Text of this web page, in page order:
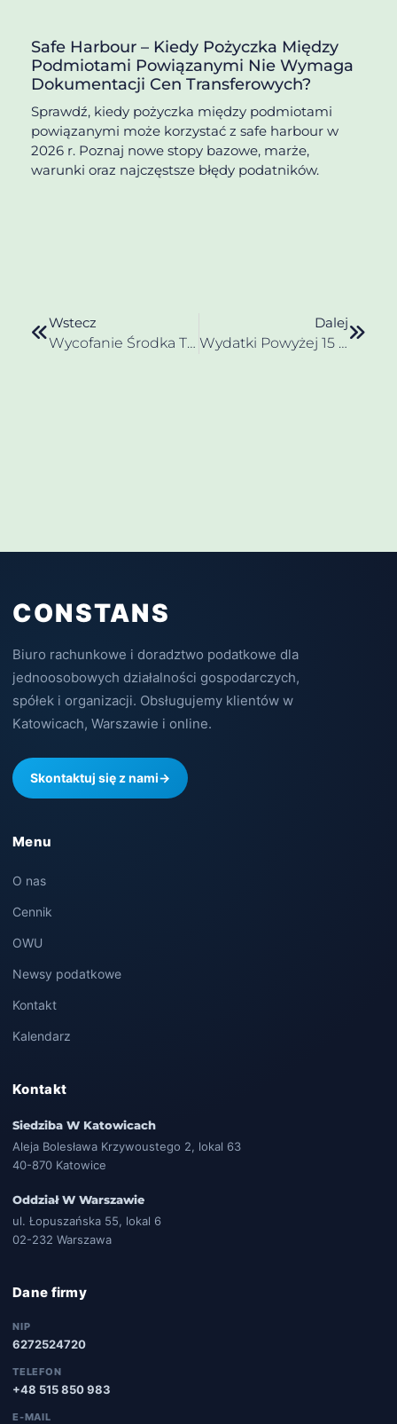
Safe Harbour – Kiedy Pożyczka Między
Podmiotami Powiązanymi Nie Wymaga
Dokumentacji Cen Transferowych?
Sprawdź, kiedy pożyczka między podmiotami
powiązanymi może korzystać z safe harbour w
2026 r. Poznaj nowe stopy bazowe, marże,
warunki oraz najczęstsze błędy podatników.
Wstecz
Wycofanie Środka Trwałego Z Firmy – Skutki Podatkowe VAT I PIT
Dalej
Wydatki Powyżej 15 000 Zł Opłacone Gotówką A Koszty Podatkowe
CONSTANS
Biuro rachunkowe i doradztwo podatkowe dla
jednoosobowych działalności gospodarczych,
spółek i organizacji. Obsługujemy klientów w
Katowicach, Warszawie i online.
Skontaktuj się z nami→
Menu
O nas
Cennik
OWU
Newsy podatkowe
Kontakt
Kalendarz
Kontakt
Siedziba W Katowicach
Aleja Bolesława Krzywoustego 2, lokal 63
40-870 Katowice
Oddział W Warszawie
ul. Łopuszańska 55, lokal 6
02-232 Warszawa
Dane firmy
NIP
6272524720
TELEFON
+48 515 850 983
E-MAIL